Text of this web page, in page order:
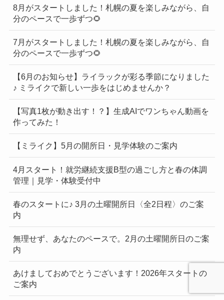
8月がスタートしました！札幌の夏を楽しみながら、自
分のペースで一歩ずつ🌻
7月がスタートしました！札幌の夏を楽しみながら、自
分のペースで一歩ずつ🌻
【6月のお知らせ】ライラックが彩る季節になりました
♪ ミライクで新しい一歩をはじめませんか？
【写真1枚が動き出す！？】生成AIでワンちゃん動画を
作ってみた！
【ミライク】5月の開所日・見学体験のご案内
4月スタート！就労継続支援B型の過ごし方と春の体調
管理｜見学・体験受付中
春のスタートに♪ 3月の土曜開所日〈全2日程〉のご案
内
無理せず、あなたのペースで。2月の土曜開所日のご案
内
あけましておめでとうございます！2026年スタートの
ご案内